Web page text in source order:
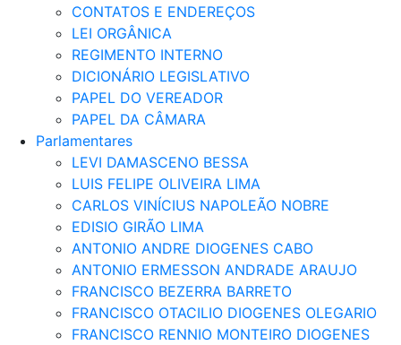
CONTATOS E ENDEREÇOS
LEI ORGÂNICA
REGIMENTO INTERNO
DICIONÁRIO LEGISLATIVO
PAPEL DO VEREADOR
PAPEL DA CÂMARA
Parlamentares
LEVI DAMASCENO BESSA
LUIS FELIPE OLIVEIRA LIMA
CARLOS VINÍCIUS NAPOLEÃO NOBRE
EDISIO GIRÃO LIMA
ANTONIO ANDRE DIOGENES CABO
ANTONIO ERMESSON ANDRADE ARAUJO
FRANCISCO BEZERRA BARRETO
FRANCISCO OTACILIO DIOGENES OLEGARIO
FRANCISCO RENNIO MONTEIRO DIOGENES